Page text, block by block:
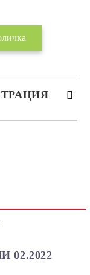
ден.
02.2022